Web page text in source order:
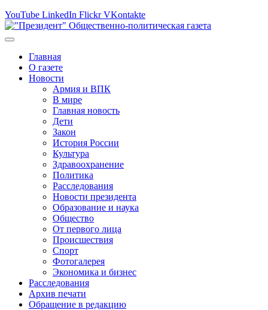
YouTube LinkedIn Flickr VKontakte
Главная
О газете
Новости
Армия и ВПК
В мире
Главная новость
Дети
Закон
История России
Культура
Здравоохранение
Политика
Расследования
Новости президента
Образование и наука
Общество
От первого лица
Происшествия
Спорт
Фотогалерея
Экономика и бизнес
Расследования
Архив печати
Обращение в редакцию